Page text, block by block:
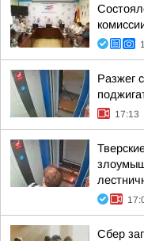
Разжег
17:13
Сбер